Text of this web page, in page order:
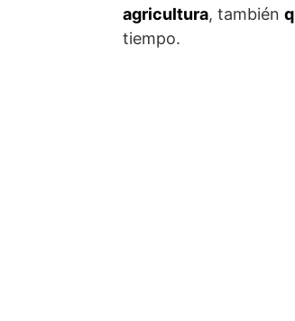
agricultura, también
tiempo.